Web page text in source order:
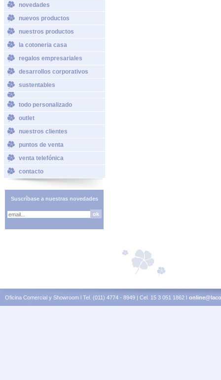
novedades
nuevos productos
nuestros productos
la cotoneria casa
regalos empresariales
desarrollos corporativos
sustentables
todo personalizado
outlet
nuestros clientes
puntos de venta
venta telefónica
contacto
Suscríbase a nuestras novedades
Oficina Comercial y Showroom l Tel. (011) 4774 - 8949 | Cel. 15 3 051 1862 l